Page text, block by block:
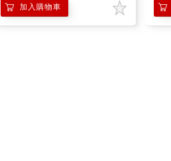
加入購物車